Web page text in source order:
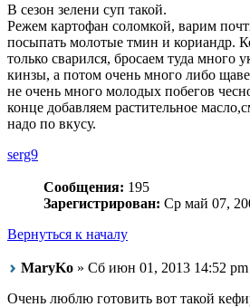
В сезон зелени суп такой.
Режем картофан соломкой, варим
посыпать молотые тмин и кориандр.
только сварился, бросаем туда много
кинзы, а потом очень много либо
не очень много молодых побегов
конце добавляем растительное
надо по вкусу.
serg9
Сообщения: 195
Зарегистрирован: Ср май 07,
Вернуться к началу
MaryKo » Сб июн 01, 2013 14:52 pm
Очень люблю готовить вот такой